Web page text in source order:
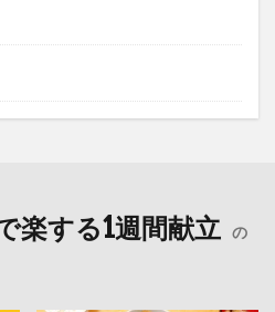
楽する1週間献立 の